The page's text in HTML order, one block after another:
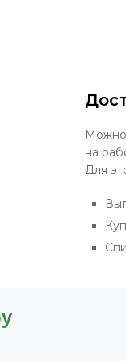
Можно
на
Для